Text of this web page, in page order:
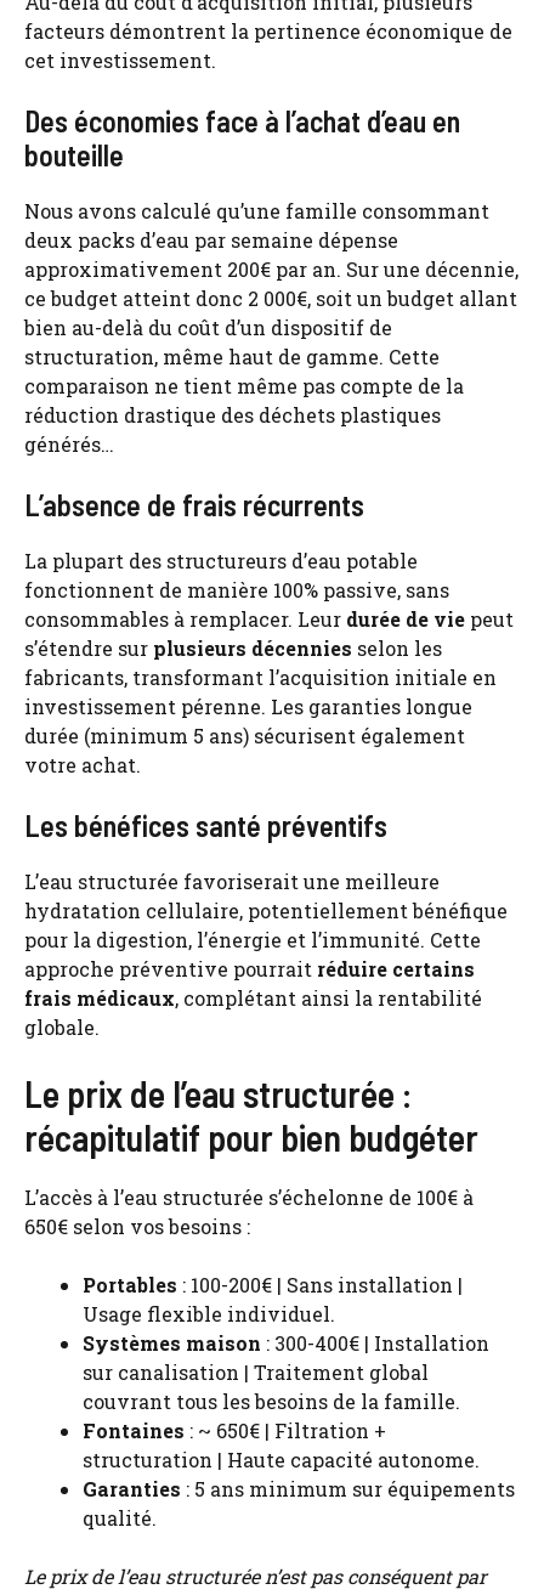
facteurs démontrent la pertinence économique de
cet investissement.
Des économies face à l’achat d’eau en
bouteille
Nous avons calculé qu’une famille consommant
deux packs d’eau par semaine dépense
approximativement 200€ par an. Sur une décennie,
ce budget atteint donc 2 000€, soit un budget allant
bien au-delà du coût d’un dispositif de
structuration, même haut de gamme. Cette
comparaison ne tient même pas compte de la
réduction drastique des déchets plastiques
générés…
L’absence de frais récurrents
La plupart des structureurs d’eau potable
fonctionnent de manière 100% passive, sans
consommables à remplacer. Leur durée de vie peut
s’étendre sur plusieurs décennies selon les
fabricants, transformant l’acquisition initiale en
investissement pérenne. Les garanties longue
durée (minimum 5 ans) sécurisent également
votre achat.
Les bénéfices santé préventifs
L’eau structurée favoriserait une meilleure
hydratation cellulaire, potentiellement bénéfique
pour la digestion, l’énergie et l’immunité. Cette
approche préventive pourrait réduire certains
frais médicaux, complétant ainsi la rentabilité
globale.
Le prix de l’eau structurée :
récapitulatif pour bien budgéter
L’accès à l’eau structurée s’échelonne de 100€ à
650€ selon vos besoins :
Portables : 100-200€ | Sans installation |
Usage flexible individuel.
Systèmes maison : 300-400€ | Installation
sur canalisation | Traitement global
couvrant tous les besoins de la famille.
Fontaines : ~ 650€ | Filtration +
structuration | Haute capacité autonome.
Garanties : 5 ans minimum sur équipements
qualité.
Le prix de l’eau structurée n’est pas conséquent par